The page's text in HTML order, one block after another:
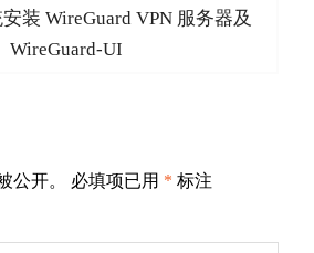
装 WireGuard VPN 服务器及
WireGuard-UI
公开。 必填项已用 * 标注